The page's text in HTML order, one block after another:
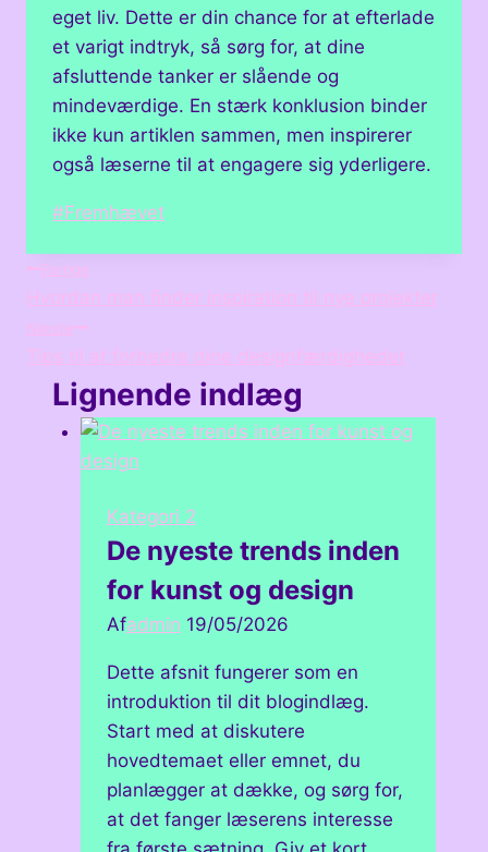
eget liv. Dette er din chance for at efterlade
et varigt indtryk, så sørg for, at dine
afsluttende tanker er slående og
mindeværdige. En stærk konklusion binder
ikke kun artiklen sammen, men inspirerer
også læserne til at engagere sig yderligere.
Indlæg-
#Fremhævet
Indlægsnavigation
Forrige
Hvordan man finder inspiration til nye projekter
Næste
Tips til at forbedre dine designfærdigheder
Lignende indlæg
Kategori 2
De nyeste trends inden
for kunst og design
Afadmin 19/05/2026
Dette afsnit fungerer som en
introduktion til dit blogindlæg.
Start med at diskutere
hovedtemaet eller emnet, du
planlægger at dække, og sørg for,
at det fanger læserens interesse